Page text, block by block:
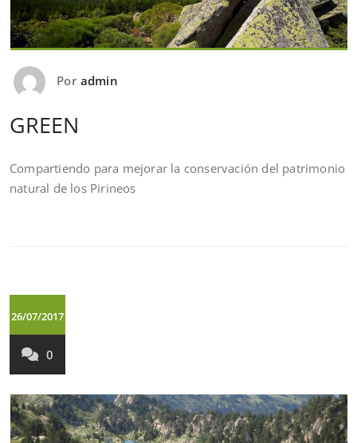
Por admin
GREEN
Compartiendo para mejorar la conservación del patrimonio
natural de los Pirineos
26/07/2017
0